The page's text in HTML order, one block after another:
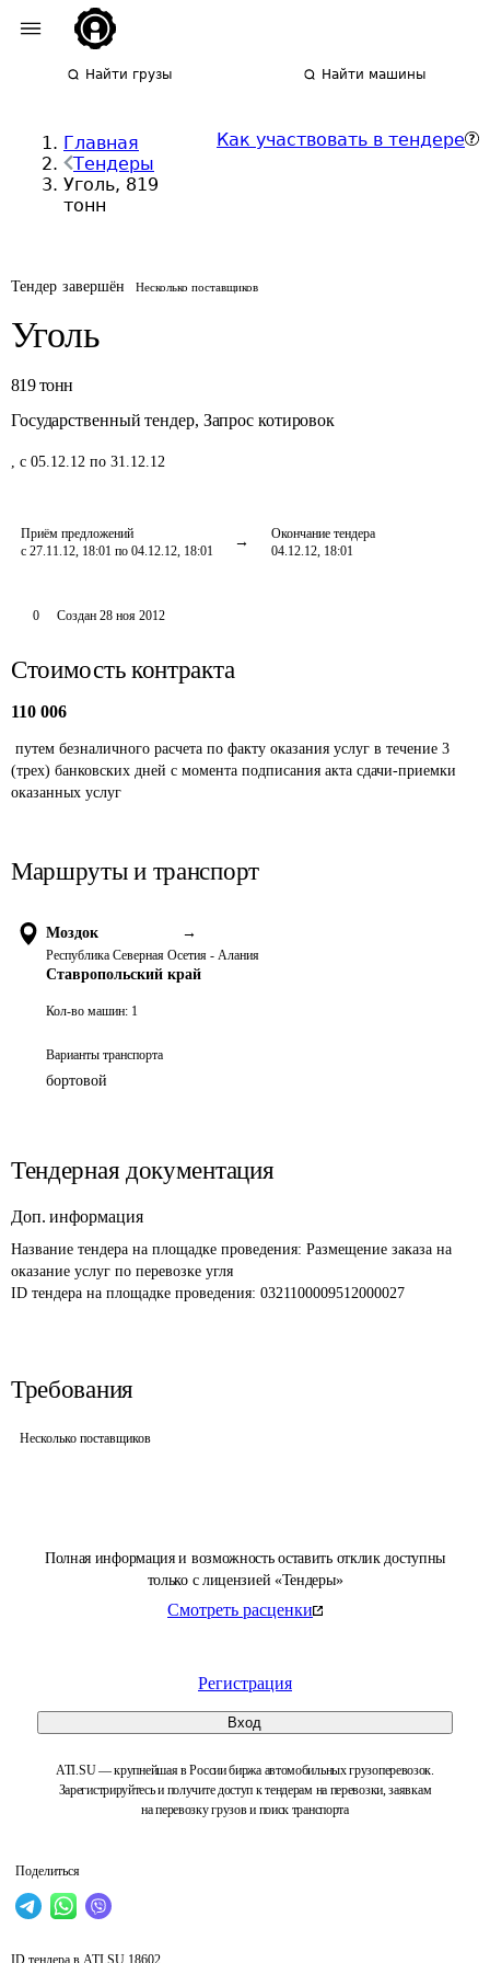
Найти грузы Найти машины
Главная
Тендеры
Уголь, 819
тонн
Как участвовать в тендере
Тендер завершён Несколько поставщиков
Уголь
819 тонн
Государственный тендер, Запрос котировок
, с 05.12.12 по 31.12.12
Приём предложений
с 27.11.12, 18:01 по 04.12.12, 18:01
Окончание тендера
04.12.12, 18:01
Полная информация и возможность оставить отклик доступны
только с лицензией «Тендеры»
Смотреть расценки
Регистрация
Вход
ATI.SU — крупнейшая в России биржа автомобильных грузоперевозок.
Зарегистрируйтесь и получите доступ к тендерам на перевозки, заявкам
на перевозку грузов и поиск транспорта
Поделиться
0 Создан 28 ноя 2012
Стоимость контракта
110 006
(трех) банковских дней с момента подписания акта сдачи-приемки
оказанных услуг
Маршруты и транспорт
Моздок →
Республика Северная Осетия - Алания
Ставропольский край
Кол-во машин: 1
Варианты транспорта
бортовой
Тендерная документация
Доп. информация
Название тендера на площадке проведения: Размещение заказа на
оказание услуг по перевозке угля
ID тендера на площадке проведения: 0321100009512000027
Требования
Несколько поставщиков
ID тендера в ATI.SU 18602